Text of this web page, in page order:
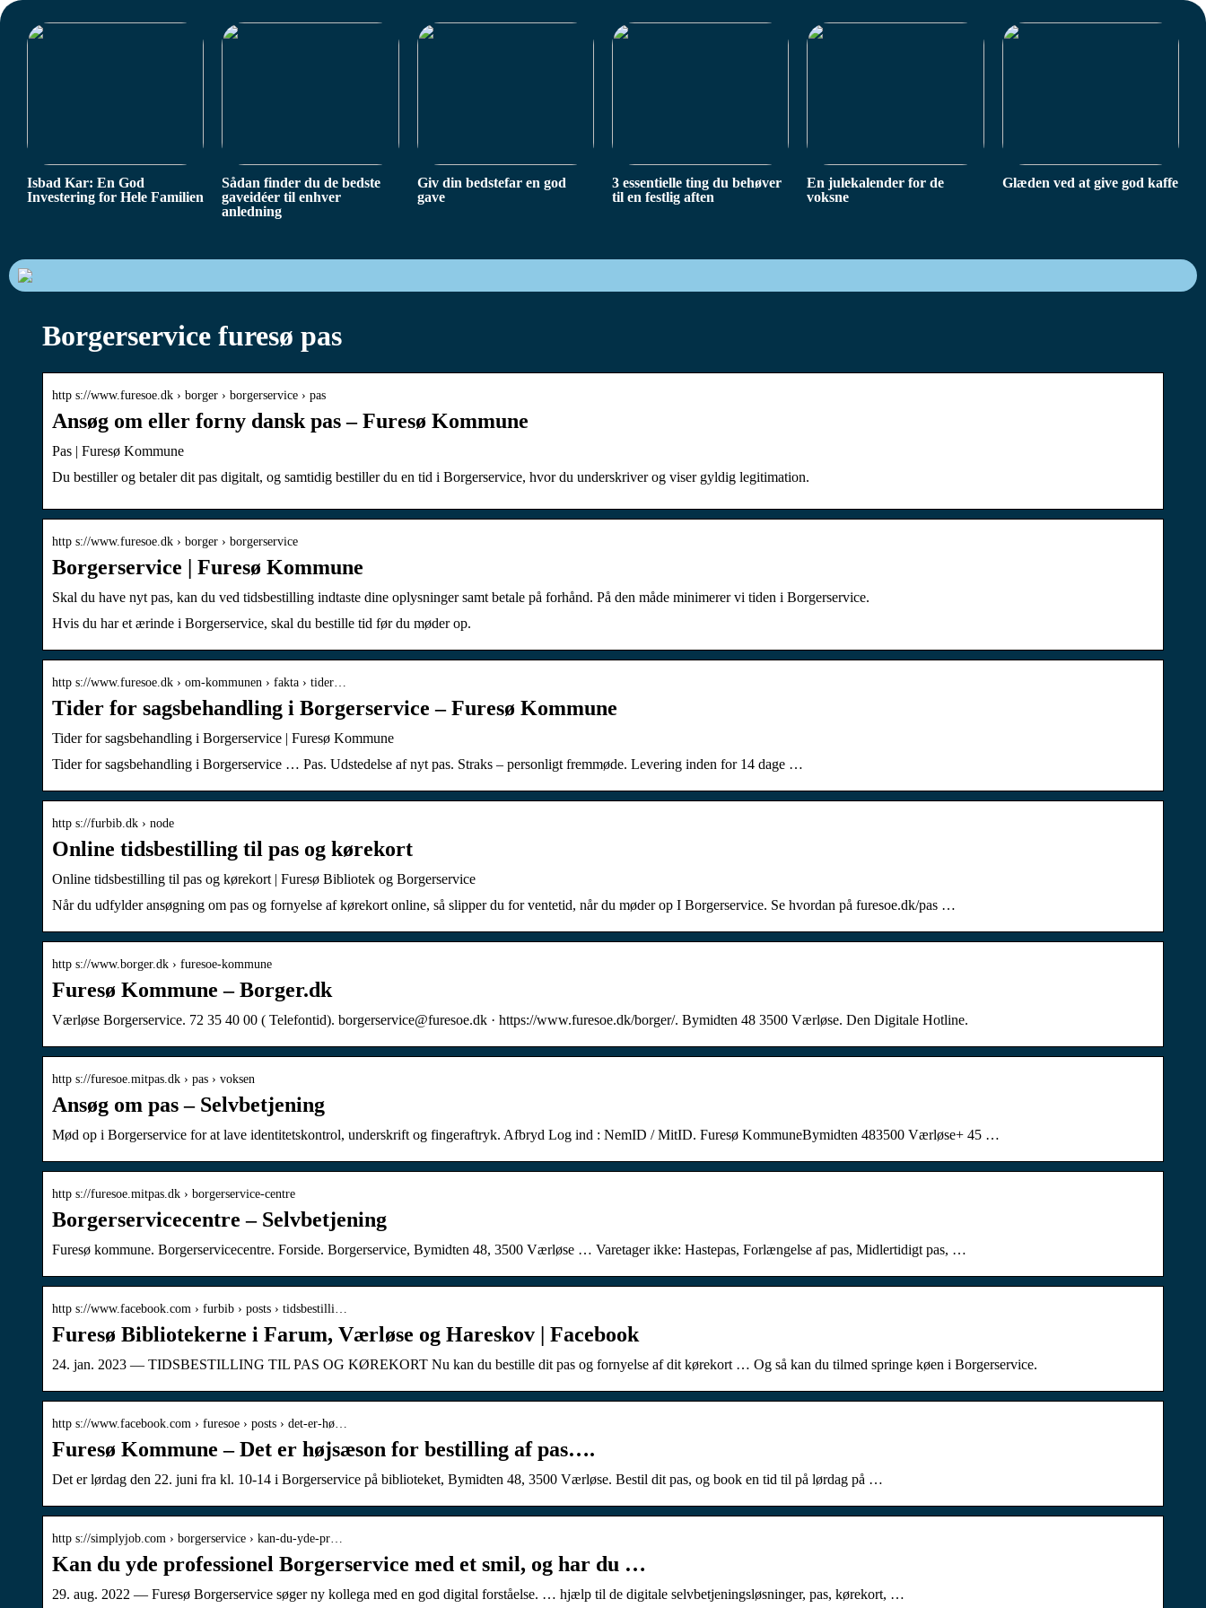
Isbad Kar: En God
Investering for Hele Familien
Sådan finder du de bedste
gaveidéer til enhver
anledning
Giv din bedstefar en god
gave
3 essentielle ting du behøver
til en festlig aften
En julekalender for de
voksne
Glæden ved at give god kaffe
Borgerservice furesø pas
http s://www.furesoe.dk › borger › borgerservice › pas
Ansøg om eller forny dansk pas – Furesø Kommune
Pas | Furesø Kommune
Du bestiller og betaler dit pas digitalt, og samtidig bestiller du en tid i Borgerservice, hvor du underskriver og viser gyldig legitimation.
http s://www.furesoe.dk › borger › borgerservice
Borgerservice | Furesø Kommune
Skal du have nyt pas, kan du ved tidsbestilling indtaste dine oplysninger samt betale på forhånd. På den måde minimerer vi tiden i Borgerservice.
Hvis du har et ærinde i Borgerservice, skal du bestille tid før du møder op.
http s://www.furesoe.dk › om-kommunen › fakta › tider…
Tider for sagsbehandling i Borgerservice – Furesø Kommune
Tider for sagsbehandling i Borgerservice | Furesø Kommune
Tider for sagsbehandling i Borgerservice … Pas. Udstedelse af nyt pas. Straks – personligt fremmøde. Levering inden for 14 dage …
http s://furbib.dk › node
Online tidsbestilling til pas og kørekort
Online tidsbestilling til pas og kørekort | Furesø Bibliotek og Borgerservice
Når du udfylder ansøgning om pas og fornyelse af kørekort online, så slipper du for ventetid, når du møder op I Borgerservice. Se hvordan på furesoe.dk/pas …
http s://www.borger.dk › furesoe-kommune
Furesø Kommune – Borger.dk
Værløse Borgerservice. 72 35 40 00 ( Telefontid). borgerservice@furesoe.dk · https://www.furesoe.dk/borger/. Bymidten 48 3500 Værløse. Den Digitale Hotline.
http s://furesoe.mitpas.dk › pas › voksen
Ansøg om pas – Selvbetjening
Mød op i Borgerservice for at lave identitetskontrol, underskrift og fingeraftryk. Afbryd Log ind : NemID / MitID. Furesø KommuneBymidten 483500 Værløse+ 45 …
http s://furesoe.mitpas.dk › borgerservice-centre
Borgerservicecentre – Selvbetjening
Furesø kommune. Borgerservicecentre. Forside. Borgerservice, Bymidten 48, 3500 Værløse … Varetager ikke: Hastepas, Forlængelse af pas, Midlertidigt pas, …
http s://www.facebook.com › furbib › posts › tidsbestilli…
Furesø Bibliotekerne i Farum, Værløse og Hareskov | Facebook
24. jan. 2023 — TIDSBESTILLING TIL PAS OG KØREKORT Nu kan du bestille dit pas og fornyelse af dit kørekort … Og så kan du tilmed springe køen i Borgerservice.
http s://www.facebook.com › furesoe › posts › det-er-hø…
Furesø Kommune – Det er højsæson for bestilling af pas….
Det er lørdag den 22. juni fra kl. 10-14 i Borgerservice på biblioteket, Bymidten 48, 3500 Værløse. Bestil dit pas, og book en tid til på lørdag på …
http s://simplyjob.com › borgerservice › kan-du-yde-pr…
Kan du yde professionel Borgerservice med et smil, og har du …
29. aug. 2022 — Furesø Borgerservice søger ny kollega med en god digital forståelse. … hjælp til de digitale selvbetjeningsløsninger, pas, kørekort, …